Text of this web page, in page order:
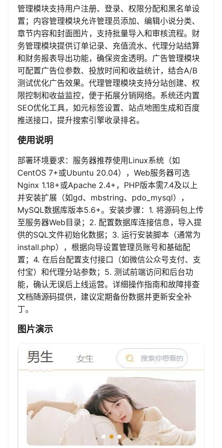
管理模块支持用户注册、登录、权限分配和黑名单设
置；内容管理模块允许管理员添加、编辑小说分类、
章节内容和封面图片，支持批量导入和审核流程。财
务管理模块提供订单记录、充值流水、代理分站结算
和财务报表导出功能，确保资金透明。广告管理模块
可配置广告位参数、投放时间和收益统计，结合A/B
测试优化广告效果。代理管理模块支持分站创建、权
限控制和收益监控，便于拓展分销网络。系统还内置
SEO优化工具，如元标签设置、站点地图生成和百度
推送接口，提升搜索引擎收录排名。
使用说明
部署环境要求：服务器推荐使用Linux系统（如
CentOS 7+或Ubuntu 20.04），Web服务器可选
Nginx 1.18+或Apache 2.4+，PHP版本需7.4及以上
并安装扩展（如gd、mbstring、pdo_mysql），
MySQL数据库版本5.6+。安装步骤：1. 将源码包上传
至服务器Web目录；2. 配置数据库连接信息，导入提
供的SQL文件初始化数据；3. 运行安装脚本（通常为
install.php），根据向导设置管理员账号和基础配
置；4. 在后台配置支付接口（如微信公众号支付、支
付宝）和代理分站参数；5. 测试前端访问和后台功
能，确认无误后上线运营。详细操作指南和故障排查
文档随源码提供，建议定期备份数据并更新安全补
丁。
图片演示